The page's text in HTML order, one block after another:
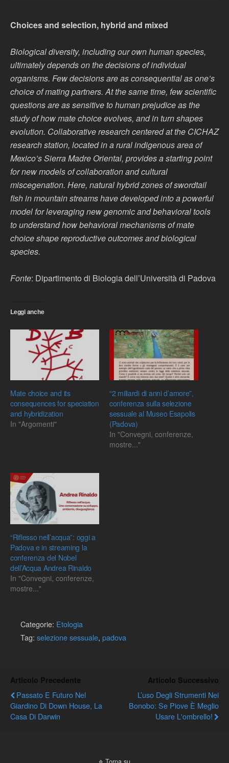
Choices and selection, hybrid and mixed
Biological diversity, including our own human species,
ultimately depends on the decisionsof individual
organisms. Few decisions are as consequential as one’s
choice of matingpartners. At the same time, few scientific
questions are as sensitive to human prejudice asthe
study of how mate choice evolves, and in turn shapes
evolution. Collaborative researchcentered at the CICHAZ
research station, located in a rural indigenous area of
Mexico’sSierra Madre Oriental, provides a starting point
for new models of collaboration and cultural
miscegenation. Here, natural hybrid zones of swordtail
fish in mountain streams have developed into a powerful
model for leveraging new genomic and behavioral tools
to understand how behavioral mechanisms of mate
choice shape reproductive outcomes andbiological
species.
Fonte: Dipartimento di Biologia dell’Università di Padova
Leggi anche
Mate choice and its
consequences for speciation
and hybridization
In "Argomenti"
“2 miliardi di anni d’amore”,
conferenza sulla selezione
sessuale al Museo Esapolis
(Padova)
In "Convegni, conferenze,
mostre..."
“Riflesso nell’acqua”: oggi a
Padova e in streaming la
conferenza del Nobel
dell’Acqua Andrea Rinaldo
In "Convegni, conferenze,
mostre..."
Categorie: Etologia
Tag: selezione sessuale, padova
Articolo Precedente
Passato E Futuro Nel
Giardino Di Down House, La
Casa Di Darwin
Articolo Successivo
L’uso Degli Strumenti Nei
Bonobo: Se Piove È Meglio
Usare L'ombrello!